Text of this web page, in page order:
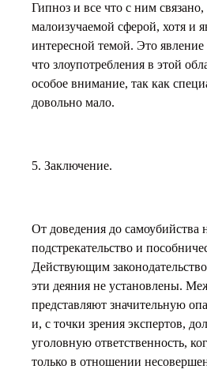
Гипноз и все что с ним связано,
малоизучаемой сферой, хотя и
интересной темой. Это явление
что злоупотребления в этой
особое внимание, так как
довольно мало.
5. Заключение.
От доведения до самоубийства
подстрекательство и
Действующим
эти деяния не установлены.
представляют значительную
и, с точки зрения экспертов,
уголовную ответственность,
только в отношении